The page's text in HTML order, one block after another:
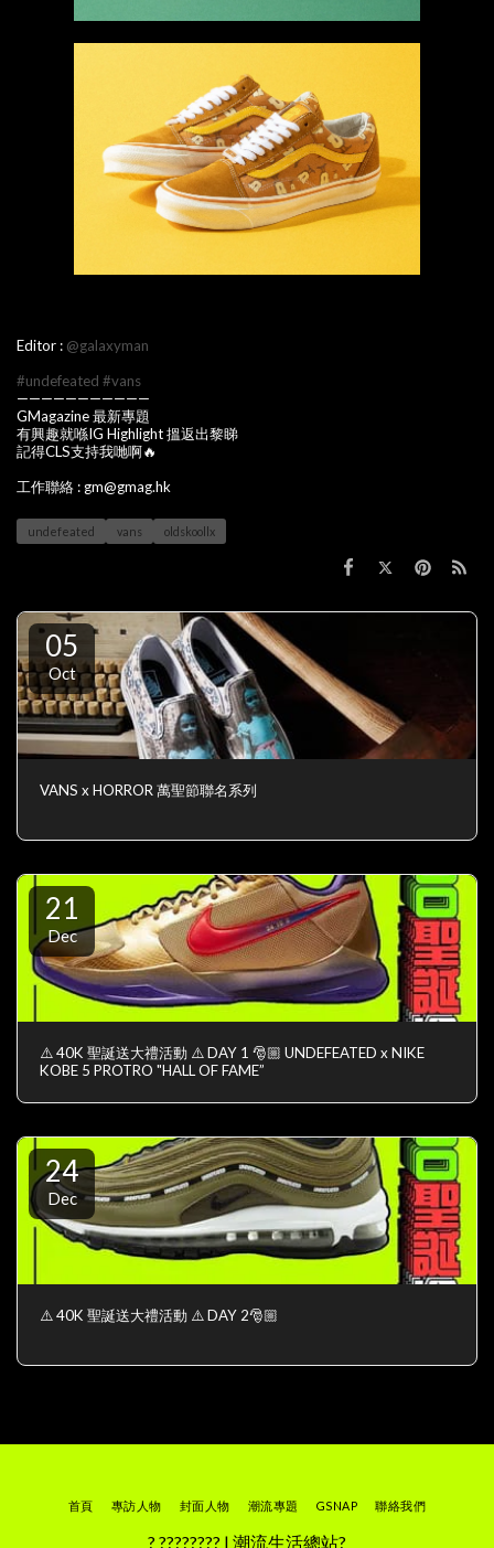
Editor : @galaxyman
#undefeated #vans
———————————
GMagazine 最新專題
有興趣就喺IG Highlight 搵返出黎睇
記得CLS支持我哋啊🔥
工作聯絡 : gm@gmag.hk
undefeated vans oldskoollx
05
Oct
VANS x HORROR 萬聖節聯名系列
21
Dec
⚠️ 40K 聖誕送大禮活動 ⚠️ DAY 1 🎅🏼 UNDEFEATED x NIKE
KOBE 5 PROTRO "HALL OF FAME”
24
Dec
⚠️ 40K 聖誕送大禮活動 ⚠️ DAY 2🎅🏼
? ???????? | 潮流生活總站?
首頁 專訪人物 封面人物 潮流專題 GSNAP 聯絡我們